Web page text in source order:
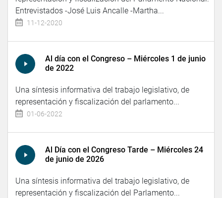
Entrevistados -José Luis Ancalle -Martha...
11-12-2020
Al día con el Congreso – Miércoles 1 de junio
de 2022
Una síntesis informativa del trabajo legislativo, de
representación y fiscalización del parlamento...
01-06-2022
Al Día con el Congreso Tarde – Miércoles 24
de junio de 2026
Una síntesis informativa del trabajo legislativo, de
representación y fiscalización del Parlamento...